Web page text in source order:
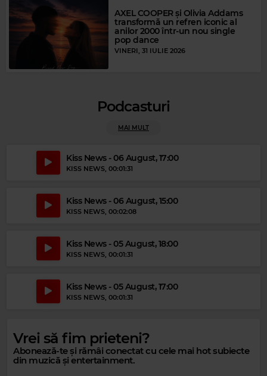
Magic Relax
AXEL COOPER și Olivia Addams
transformă un refren iconic al
anilor 2000 într-un nou single
pop dance
VINERI, 31 IULIE 2026
Podcasturi
MAI MULT
Kiss News - 06 August, 17:00
KISS NEWS , 00:01:31
Kiss News - 06 August, 15:00
KISS NEWS , 00:02:08
Kiss News - 05 August, 18:00
KISS NEWS , 00:01:31
Kiss News - 05 August, 17:00
KISS NEWS , 00:01:31
Vrei să fim prieteni?
Abonează-te și rămâi conectat cu cele mai hot subiecte
din muzică și entertainment.